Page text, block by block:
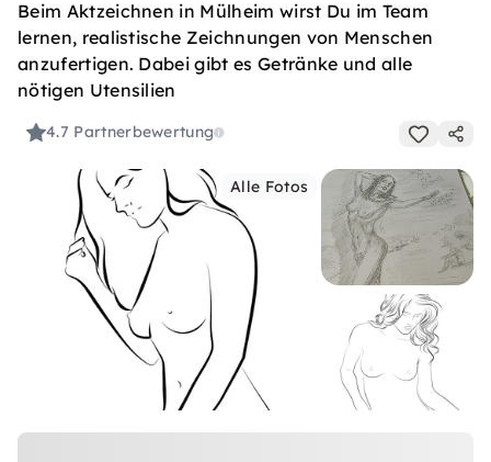
Beim Aktzeichnen in Mülheim wirst Du im Team
lernen, realistische Zeichnungen von Menschen
anzufertigen. Dabei gibt es Getränke und alle
nötigen Utensilien
4.7 Partnerbewertung
Alle Fotos